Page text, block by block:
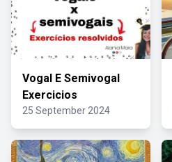
Vogal E Semivogal
Exercicios
25 September 2024